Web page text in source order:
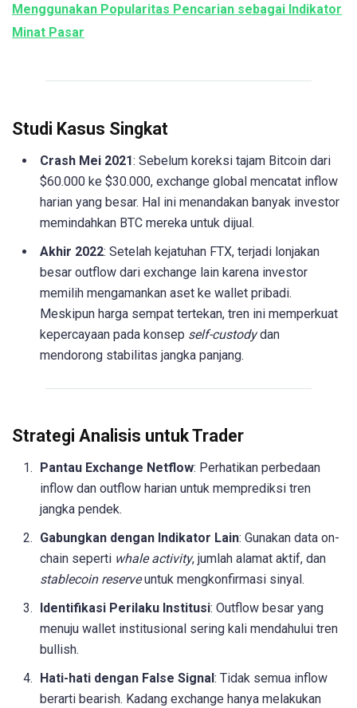
Menggunakan Popularitas Pencarian sebagai Indikator
Minat Pasar
Studi Kasus Singkat
Crash Mei 2021: Sebelum koreksi tajam Bitcoin dari
$60.000 ke $30.000, exchange global mencatat inflow
harian yang besar. Hal ini menandakan banyak investor
memindahkan BTC mereka untuk dijual.
Akhir 2022: Setelah kejatuhan FTX, terjadi lonjakan
besar outflow dari exchange lain karena investor
memilih mengamankan aset ke wallet pribadi.
Meskipun harga sempat tertekan, tren ini memperkuat
kepercayaan pada konsep self-custodydan
mendorong stabilitas jangka panjang.
Strategi Analisis untuk Trader
Pantau Exchange Netflow: Perhatikan perbedaan
inflow dan outflow harian untuk memprediksi tren
jangka pendek.
Gabungkan dengan Indikator Lain: Gunakan data on-
chain seperti whale activity, jumlah alamat aktif, dan
stablecoin reserveuntuk mengkonfirmasi sinyal.
Identifikasi Perilaku Institusi: Outflow besar yang
menuju wallet institusional sering kali mendahului tren
bullish.
Hati-hati dengan False Signal : Tidak semua inflow
berarti bearish. Kadang exchange hanya melakukan